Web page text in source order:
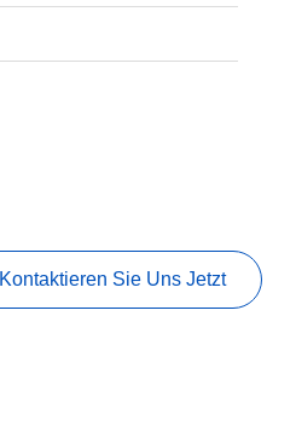
Kontaktieren Sie Uns Jetzt